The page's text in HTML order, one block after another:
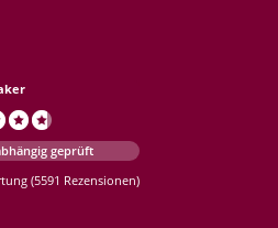
geprüft
(5591 Rezensionen)